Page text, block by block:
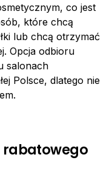
co jest
które chcą
lub chcą otrzymać
Opcja odbioru
salonach
Polsce, dlatego nie
rabatowego